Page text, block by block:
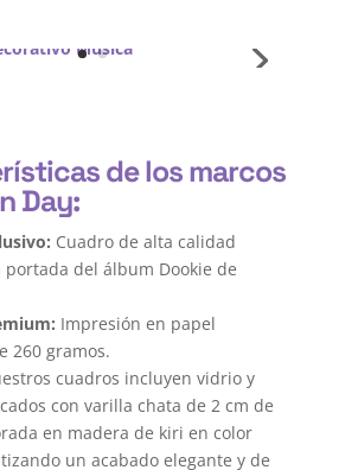
de los marcos
Day:
Cuadro de alta calidad
portada del álbum Dookie de
Impresión en papel
260 gramos.
cuadros incluyen vidrio y
con varilla chata de 2 cm de
en madera de kiri en color
un acabado elegante y de